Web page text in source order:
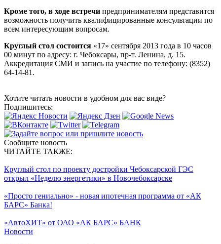
Кроме того, в ходе встречи предпринимателям представится
возможность получить квалифицированные консультации по
всем интересующим вопросам.
Круглый стол состоится «17» сентября 2013 года в 10 часов
00 минут по адресу: г. Чебоксары, пр-т. Ленина, д. 15.
Аккредитация СМИ и запись на участие по телефону: (8352)
64-14-81.
Хотите читать новости в удобном для вас виде?
Подпишитесь:
Сообщите новость
ЧИТАЙТЕ ТАКЖЕ:
Круглый стол по проекту достройки Чебоксарской ГЭС
открыл «Неделю энергетики» в Новочебоксарске
«Просто гениально» - новая ипотечная программа от «АК
БАРС» Банка!
«АвтоХИТ» от ОАО «АК БАРС» БАНК
Новости